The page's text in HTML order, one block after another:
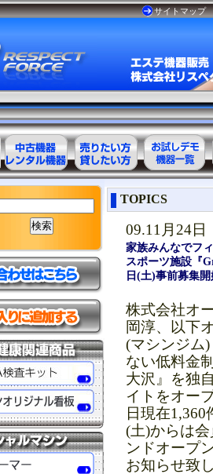
サイトマップ
エステ美容用
品アウトレッ
ト商品一覧
エステ美容用
品レンタル可
能商品一覧
お試しデモ可
能機器一覧
TOPICS
09.11月24日
家族みんなでフ
スポーツ施設『
日(土)事前募集
株式会社オ
岡淳、以下
(マシンジム
ない低料金
大沢』を独
イトをオー
日現在
(土)からは
ンドオープ
お知らせ致